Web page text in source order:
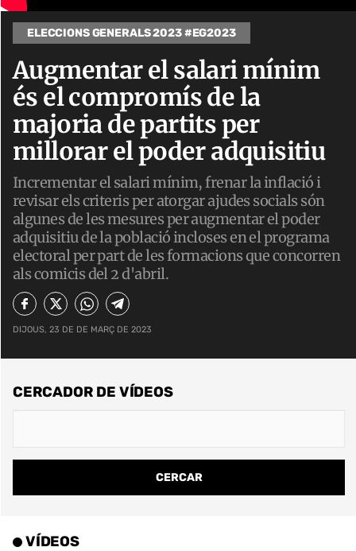
ELECCIONS GENERALS 2023 #EG2023
Augmentar el salari mínim
és el compromís de la
majoria de partits per
millorar el poder adquisitiu
Incrementar el salari mínim, frenar la inflació i
revisar els criteris per atorgar ajudes socials són
algunes de les mesures per augmentar el poder
adquisitiu de la població incloses en el programa
electoral per part de les formacions que concorren
als comicis del 2 d'abril.
DIJOUS, 23 DE DE MARÇ DE 2023
CERCADOR DE VÍDEOS
VÍDEOS